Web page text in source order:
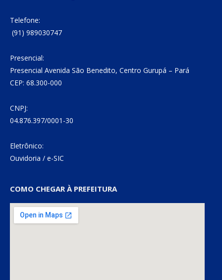
Telefone:
(91) 989030747
Presencial:
Presencial Avenida São Benedito, Centro Gurupá – Pará
CEP: 68.300-000
CNPJ:
04.876.397/0001-30
Eletrônico:
Ouvidoria / e-SIC
COMO CHEGAR À PREFEITURA